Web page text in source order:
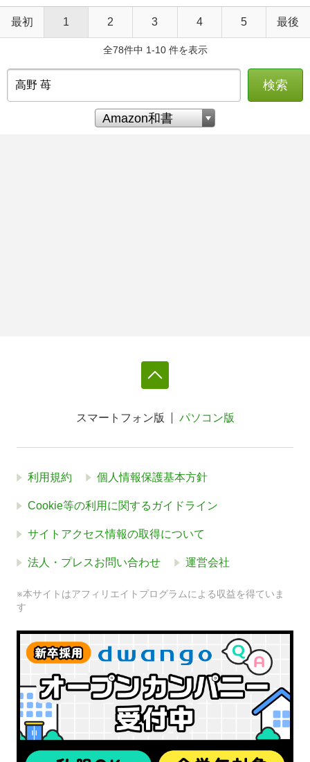
最初 1 2 3 4 5 最後
全78件中 1-10 件を表示
検索
スマートフォン版 パソコン版
利用規約 個人情報保護基本方針
Cookie等の利用に関するガイドライン
サイトアクセス情報の取得について
法人・プレスお問い合わせ 運営会社
※本サイトはアフィリエイトプログラムによる収益を得ていま
す